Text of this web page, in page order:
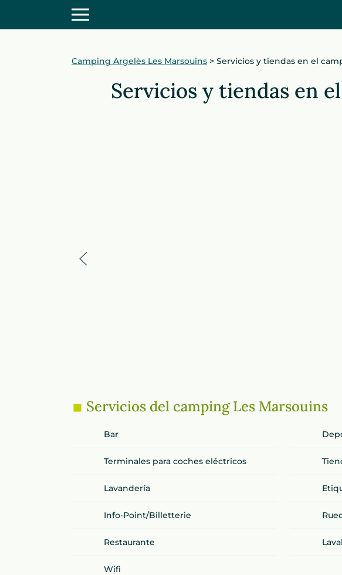
Camping Argelès Les Marsouins > Servicios y tiendas en el
Servicios y tiendas en
Servicios del camping Les Marsouins
Bar
Terminales para coches eléctricos
Lavandería
Info-Point/Billetterie
Restaurante
Wifi